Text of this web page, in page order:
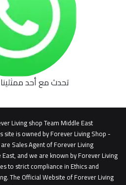
تحدث مع أحد
Living shop Team Middle East
site is owned by Forever Living Shop -
Sales Agent of Forever Living
and we are known by Forever Living
to strict compliance in Ethics and
The Official Website of Forever Living